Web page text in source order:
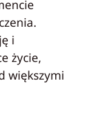
i
życie,
większymi